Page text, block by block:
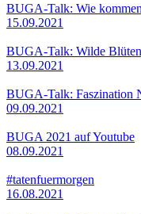
BUGA-Talk: Wie
15.09.2021
BUGA-Talk: Wilde
13.09.2021
BUGA-Talk: Faszination
09.09.2021
BUGA 2021 auf Youtube
08.09.2021
#tatenfuermorgen
16.08.2021